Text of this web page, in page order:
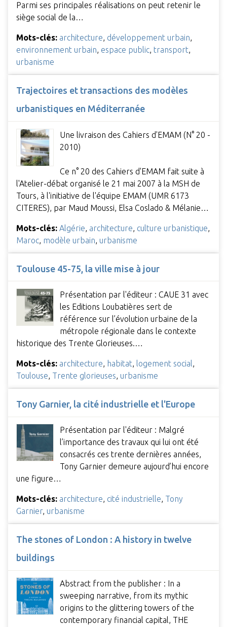
Parmi ses principales réalisations on peut retenir le
siège social de la…
Mots-clés: architecture, développement urbain,
environnement urbain, espace public, transport,
urbanisme
Trajectoires et transactions des modèles
urbanistiques en Méditerranée
Une livraison des Cahiers d'EMAM (N° 20 -
2010)
Ce n° 20 des Cahiers d'EMAM fait suite à
l'Atelier-débat organisé le 21 mai 2007 à la MSH de
Tours, à l'initiative de l'équipe EMAM (UMR 6173
CITERES), par Maud Moussi, Elsa Coslado & Mélanie…
Mots-clés: Algérie architecture culture urbanistique
Maroc modèle urbain urbanisme
Toulouse 45-75, la ville mise à jour
Présentation par l'éditeur : CAUE 31 avec
les Editions Loubatières sert de
référence sur l’évolution urbaine de la
métropole régionale dans le contexte
historique des Trente Glorieuses.…
Mots-clés: architecture, habitat, logement social,
Toulouse, Trente glorieuses, urbanisme
Tony Garnier, la cité industrielle et l'Europe
Présentation par l'éditeur : Malgré
l’importance des travaux qui lui ont été
consacrés ces trente dernières années,
Tony Garnier demeure aujourd’hui encore
une figure…
Mots-clés: architecture, cité industrielle, Tony
Garnier, urbanisme
The stones of London : A history in twelve
buildings
Abstract from the publisher : In a
sweeping narrative, from its mythic
origins to the glittering towers of the
contemporary financial capital, THE